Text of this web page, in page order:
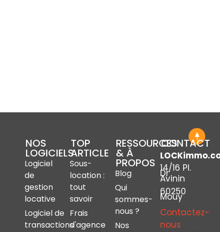
NOS
LOGICIELS
Logiciel
de
gestion
locative
Logiciel de
transactions
TOP
ARTICLE
Sous-
location :
tout
savoir
Frais
d'agence
RESSOURCES
& À
PROPOS
Blog
Qui
sommes-
nous ?
Nos
CONTACT
14/16 Pl.
Dr
Avinin
60250
Mouy
Contactez-
nous